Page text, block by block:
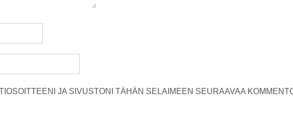
JA SIVUSTONI TÄHÄN SELAIMEEN SEURAAVAA